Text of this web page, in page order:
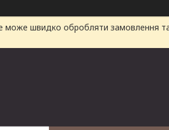
може швидко обробляти замовлення